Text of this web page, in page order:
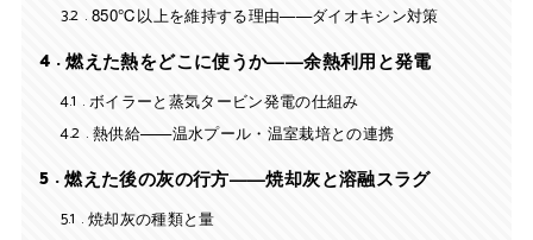
3.2 850℃以上を維持する理由——ダイオキシン対策
4
燃えた熱をどこに使うか——余熱利用と発電
4.1
ボイラーと蒸気タービン発電の仕組み
4.2 熱供給——温水プール・温室栽培との連携
5
燃えた後の灰の行方——焼却灰と溶融スラグ
5.1
焼却灰の種類と量